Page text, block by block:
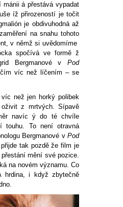
á přestává vypadat
íž přirozeností je točit
je obdivuhodná až
na snahu tohoto
v němž si uvědomíme
spočívá ve formě ž
Bergmanové v Pod
víc než líčením – se
než jen horký polibek
z mrtvých. Sípavě
navíc ý do té chvíle
touhu. To není otravná
Bergmanové v Pod
tak pozdě že film je
mění své pozice.
na novém významu. Co
i když zbytečně